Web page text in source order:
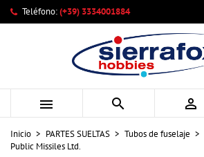
Teléfono:(+39) 3334001884
  
Inicio PARTES SUELTAS Tubos de fuselaje
Public Missiles Ltd.
Mi lista de deseos
Crear nueva lista
Crear lista de deseos
Nombre de la lista de deseos
Cancelar
Iniciar sesión
Debe iniciar sesión para guardar
Cancelar